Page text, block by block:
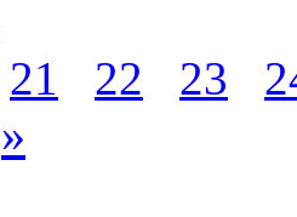
21 22 23
»